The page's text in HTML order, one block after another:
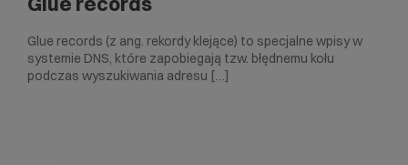
Glue records (z ang. rekordy klejące) to specjalne wpisy w
systemie DNS, które zapobiegają tzw. błędnemu kołu
podczas wyszukiwania adresu […]